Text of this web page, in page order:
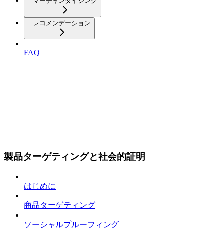
レコメンデーション
FAQ
製品ターゲティングと社会的証明
はじめに
商品ターゲティング
ソーシャルプルーフィング